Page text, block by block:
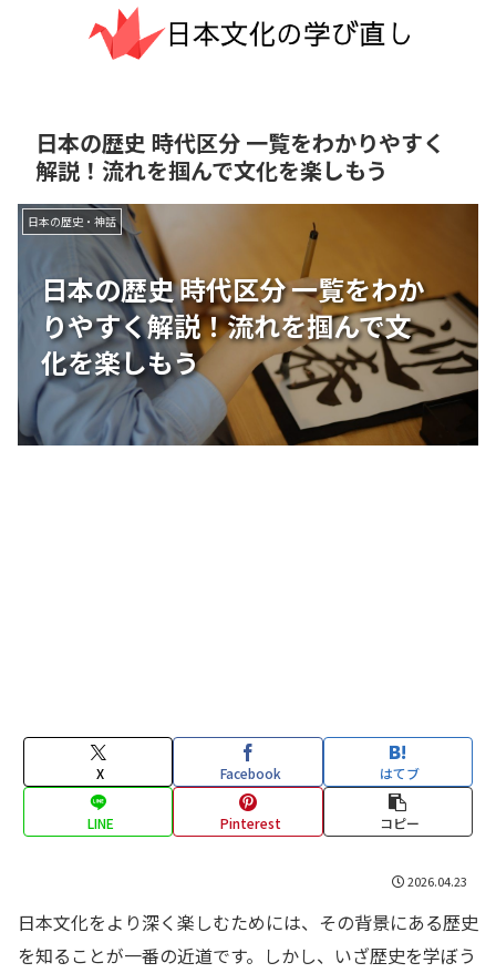
日本の歴史 時代区分 一覧をわかりやすく
解説！流れを掴んで文化を楽しもう
日本の歴史 時代区分 一覧をわか
りやすく解説！流れを掴んで文
化を楽しもう
日本の歴史・神話
X Facebook はてブ
LINE Pinterest コピー
2026.04.23
日本文化をより深く楽しむためには、その背景にある歴史
を知ることが一番の近道です。しかし、いざ歴史を学ぼう